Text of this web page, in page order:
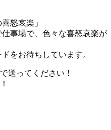
怒哀楽」
事場で、色々な喜怒哀楽が
をお待ちしています。
送ってください！